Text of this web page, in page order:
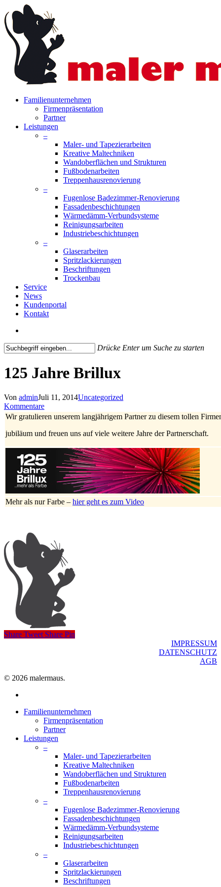
to
main
content
search
Menu
Familienunternehmen
Firmenpräsentation
Partner
Leistungen
–
Maler- und Tapezierarbeiten
Kreative Maltechniken
Wandoberflächen und Strukturen
Fußbodenarbeiten
Treppenhausrenovierung
–
Fugenlose Badezimmer-Renovierung
Fassadenbeschichtungen
Wärmedämm-Verbundsysteme
Reinigungsarbeiten
Industriebeschichtungen
–
Glaserarbeiten
Spritzlackierungen
Beschriftungen
Trockenbau
Service
News
Kundenportal
Kontakt
Drücke Enter um Suche zu starten
Search
125 Jahre Brillux
Von adminJuli 11, 2014Uncategorized
Kommentare
Wir gratulieren unserem langjährigem Partner zu diesem tollen
jubiläum und freuen uns auf viele weitere Jahre der Partnerschaft.
Mehr als nur Farbe – hier geht es zum Video
Share Tweet Share Pin
IMPRESSUM
DATENSCHUTZ
AGB
© 2026 malermaus.
Close
Familienunternehmen
Firmenpräsentation
Partner
Leistungen
–
Maler- und Tapezierarbeiten
Kreative Maltechniken
Wandoberflächen und Strukturen
Fußbodenarbeiten
Treppenhausrenovierung
–
Fugenlose Badezimmer-Renovierung
Fassadenbeschichtungen
Wärmedämm-Verbundsysteme
Reinigungsarbeiten
Industriebeschichtungen
–
Glaserarbeiten
Spritzlackierungen
Beschriftungen